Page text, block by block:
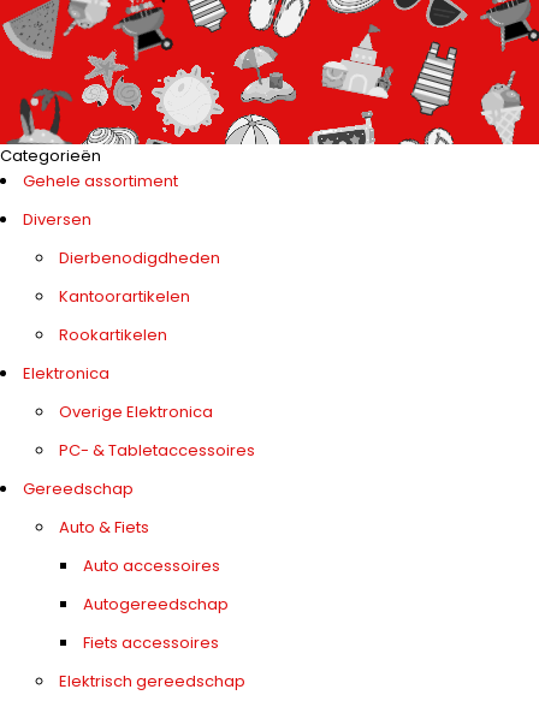
Categorieën
Gehele assortiment
Diversen
Dierbenodigdheden
Kantoorartikelen
Rookartikelen
Elektronica
Overige Elektronica
PC- & Tabletaccessoires
Gereedschap
Auto & Fiets
Auto accessoires
Autogereedschap
Fiets accessoires
Elektrisch gereedschap